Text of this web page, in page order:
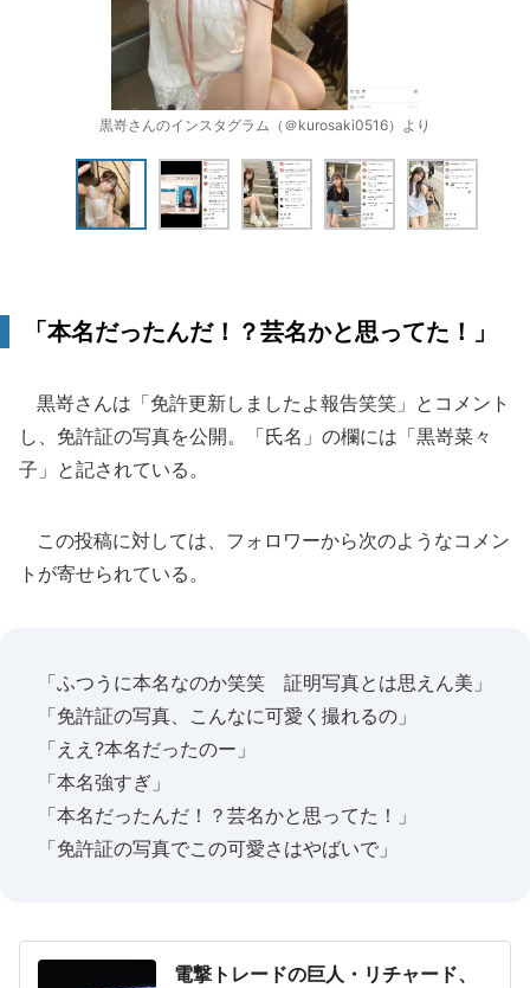
黒嵜さんのインスタグラム（＠kurosaki0516）より
「本名だったんだ！？芸名かと思ってた！」
黒嵜さんは「免許更新しましたよ報告笑笑」とコメント
し、免許証の写真を公開。「氏名」の欄には「黒嵜菜々
子」と記されている。
この投稿に対しては、フォロワーから次のようなコメン
トが寄せられている。
「ふつうに本名なのか笑笑 証明写真とは思えん美」
「免許証の写真、こんなに可愛く撮れるの」
「ええ?本名だったのー」
「本名強すぎ」
「本名だったんだ！？芸名かと思ってた！」
「免許証の写真でこの可愛さはやばいで」
電撃トレードの巨人・リチャード、